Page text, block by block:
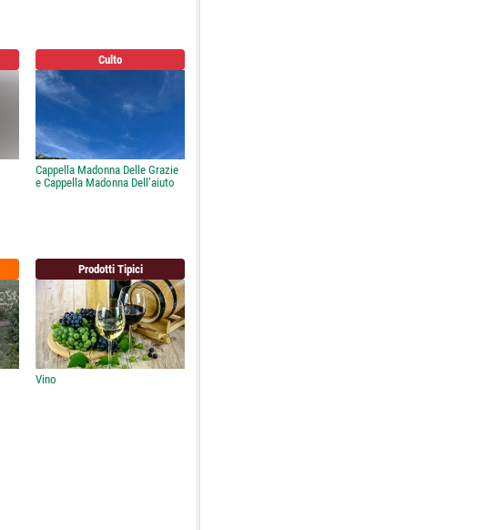
Culto
Cappella Madonna Delle Grazie
e Cappella Madonna Dell’aiuto
Prodotti Tipici
Vino